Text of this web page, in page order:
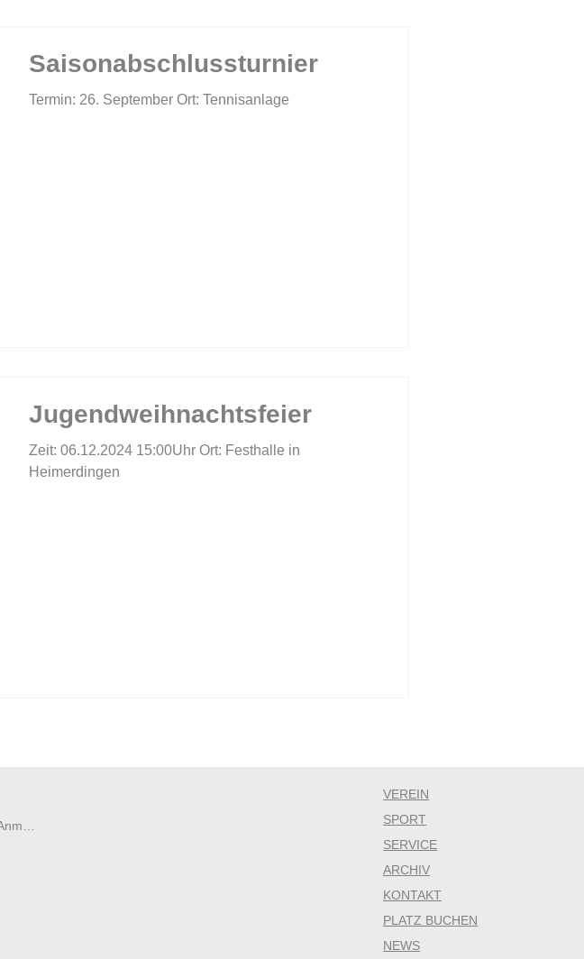
Saisonabschlussturnier
Termin: 26. September Ort: Tennisanlage
Jugendweihnachtsfeier
Zeit: 06.12.2024 15:00Uhr Ort: Festhalle in
Heimerdingen
VEREIN
SPORT
SERVICE
ARCHIV
KONTAKT
PLATZ BUCHEN
NEWS